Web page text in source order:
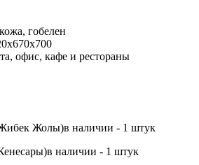
гобелен
офис, кафе и рестораны
Жолы)в наличии - 1 штук
в наличии - 1 штук